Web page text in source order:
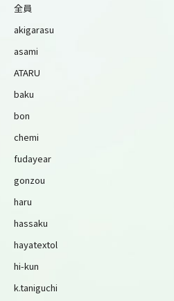
全員
akigarasu
asami
ATARU
baku
bon
chemi
fudayear
gonzou
haru
hassaku
hayatextol
hi-kun
k.taniguchi